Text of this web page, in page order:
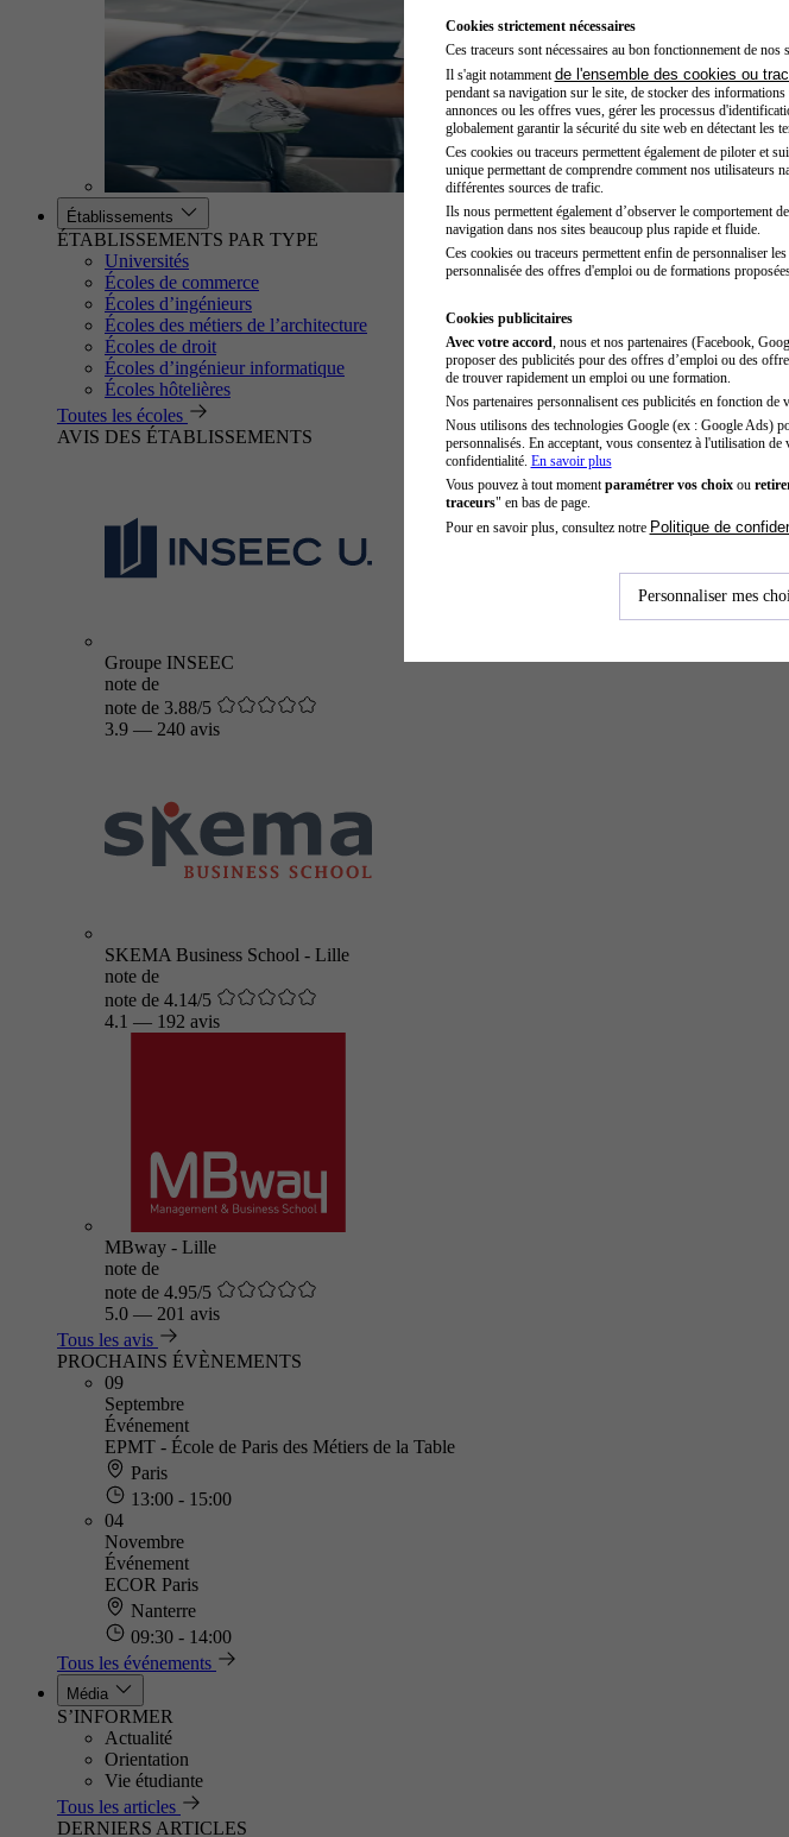
Établissements
ÉTABLISSEMENTS PAR TYPE
Universités
Écoles de commerce
Écoles d’ingénieurs
Écoles des métiers de l’architecture
Écoles de droit
Écoles d’ingénieur informatique
Écoles hôtelières
Toutes les écoles
AVIS DES ÉTABLISSEMENTS
Groupe INSEEC
note de
note de 3.88/5
3.9 — 240 avis
SKEMA Business School - Lille
note de
note de 4.14/5
4.1 — 192 avis
MBway - Lille
note de
note de 4.95/5
5.0 — 201 avis
Tous les avis
PROCHAINS ÉVÈNEMENTS
09
Septembre
Événement
EPMT - École de Paris des Métiers de la Table
Paris
13:00 - 15:00
04
Novembre
Événement
ECOR Paris
Nanterre
09:30 - 14:00
Tous les événements
Média
S’INFORMER
Actualité
Orientation
Vie étudiante
Tous les articles
DERNIERS ARTICLES
Cookies strictement nécessaires
Ces traceurs sont nécessaires au bon fonctionnement de nos
Il s'agit notamment de l'ensemble des cookies ou
pendant sa navigation sur le site, de stocker des
annonces ou les offres vues, gérer les processus
globalement garantir la sécurité du site web en détectant les
Ces cookies ou traceurs permettent également de piloter et
unique permettant de comprendre comment nos utilisateurs
différentes sources de trafic.
Ils nous permettent également d’observer le comportement
navigation dans nos sites beaucoup plus rapide et fluide.
Ces cookies ou traceurs permettent enfin de personnaliser
personnalisée des offres d'emploi ou de formations
Cookies publicitaires
Avec votre accord , nous et nos partenaires (Facebook,
proposer des publicités pour des offres d’emploi ou des
de trouver rapidement un emploi ou une formation.
Nos partenaires personnalisent ces publicités en fonction de
Nous utilisons des technologies Google (ex : Google Ads)
personnalisés. En acceptant, vous consentez à l'utilisation
confidentialité. En savoir plus
Vous pouvez à tout moment paramétrer vos choixou
traceurs" en bas de page.
Pour en savoir plus, consultez notre Politique de
Personnaliser mes